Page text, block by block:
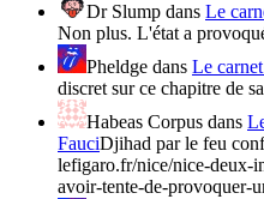
Dr Slump dans Le
Non plus. L'état a
Pheldge dans Le
discret sur ce chapitre de
Habeas Corpus dans
FauciDjihad par le feu
lefigaro.fr/nice/nice-deux-
avoir-tente-de-provoquer-